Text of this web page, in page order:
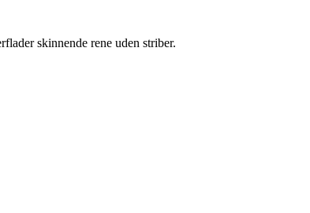
skinnende rene uden striber.